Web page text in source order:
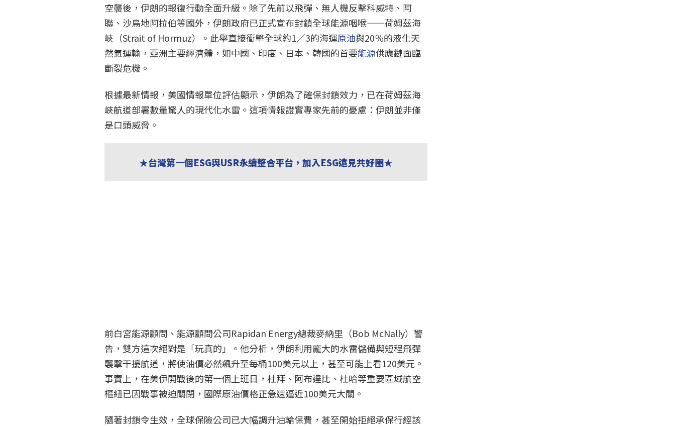
空襲後，伊朗的報復行動全面升級。除了先前以飛彈、無人機反擊科威特、阿
聯、沙烏地阿拉伯等國外，伊朗政府已正式宣布封鎖全球能源咽喉——荷姆茲海
峽（Strait of Hormuz）。此舉直接衝擊全球約1／3的海運原油與20％的液化天
然氣運輸，亞洲主要經濟體，如中國、印度、日本、韓國的首要能源供應鏈面臨
斷裂危機。
根據最新情報，美國情報單位評估顯示，伊朗為了確保封鎖效力，已在荷姆茲海
峽航道部署數量驚人的現代化水雷。這項情報證實專家先前的憂慮：伊朗並非僅
是口頭威脅。
★台灣第一個ESG與USR永續整合平台，加入ESG遠見共好圈★
前白宮能源顧問、能源顧問公司Rapidan Energy總裁麥納里（Bob McNally）警
告，雙方這次絕對是「玩真的」。他分析，伊朗利用龐大的水雷儲備與短程飛彈
襲擊干擾航道，將使油價必然飆升至每桶100美元以上，甚至可能上看120美元。
事實上，在美伊開戰後的第一個上班日，杜拜、阿布達比、杜哈等重要區域航空
樞紐已因戰事被迫關閉，國際原油價格正急速逼近100美元大關。
隨著封鎖令生效，全球保險公司已大幅調升油輪保費，甚至開始拒絕承保行經該